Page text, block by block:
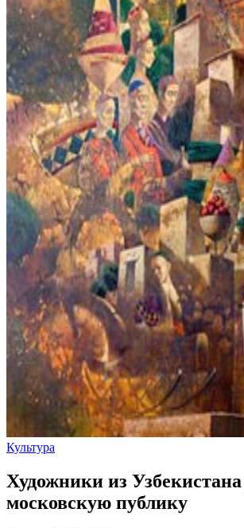
Культура
Художники из
московскую публику